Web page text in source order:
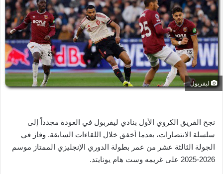
ر
ي
د
إ
ل
ك
ت
ن
ي
ا
ليفربول
نجح الفريق الكروي الأول بنادي ليفربول في العودة مجدداً إلى
سلسلة الانتصارات، بعدما أخفق خلال اللقاءات السابقة. وفاز في
الجولة الثالثة عشر من عمر بطولة الدوري الإنجليزي الممتاز موسم
2026-2025 على غريمه وست هام يونايتد.